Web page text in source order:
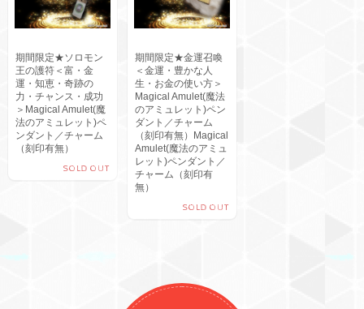
期間限定★ソロモン
王の護符＜富・金
運・知恵・奇跡の
力・チャンス・成功
＞Magical Amulet(魔
法のアミュレット)ペ
ンダント／チャーム
（刻印有無）
SOLD OUT
期間限定★金運召喚
＜金運・豊かな人
生・お金の使い方＞
Magical Amulet(魔法
のアミュレット)ペン
ダント／チャーム
（刻印有無）Magical
Amulet(魔法のアミュ
レット)ペンダント／
チャーム（刻印有
無）
SOLD OUT